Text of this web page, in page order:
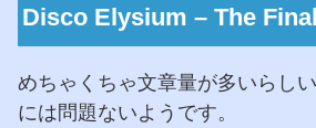
Disco Elysium – The
めちゃくちゃ文章量が多いらし
には問題ないようです。